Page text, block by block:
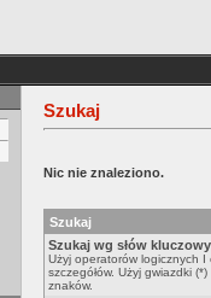
Szukaj
Nic nie znaleziono.
Szukaj
Szukaj wg słów
Użyj operatorów logicznych
szczegółów. Użyj gwiazdki
znaków.